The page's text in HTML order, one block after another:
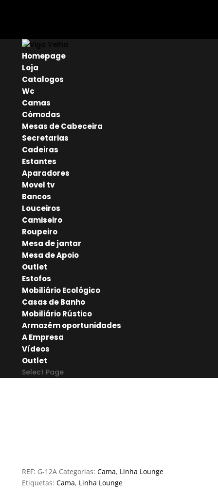
Homepage
Loja
Catalogos
Wc
Camas
Cómodas
Mesas de Cabeceira
Secretarias
Cadeiras
Estantes
Aparadores
Movel tv
Bancos
Louceiros
Camiseiro
Roupeiro
Mesa de jantar
Mesa de Apoio
Outlet
Estofos
Mobiliário Ecológico
Casas de Banho
Mobiliário Rústico
Armazém oportunidades
A Empresa
Vídeos
Outlet
Select Page
REF: G-12A Categorias: Cama, Linha Lounge
Etiquetas: Cama, Linha Lounge